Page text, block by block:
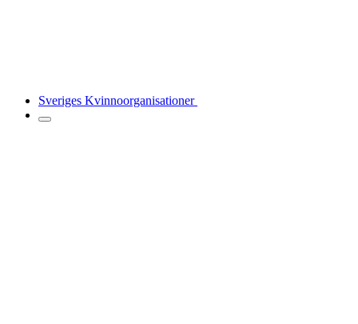
Sveriges Kvinnoorganisationer